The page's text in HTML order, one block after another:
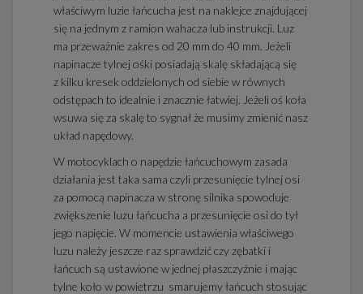
właściwym luzie łańcucha jest na naklejce znajdującej
się na jednym z ramion wahacza lub instrukcji. Luz
ma przeważnie zakres od 20 mm do 40 mm. Jeżeli
napinacze tylnej ośki posiadają skalę składającą się
z kilku kresek oddzielonych od siebie w równych
odstępach to idealnie i znacznie łatwiej. Jeżeli oś koła
wsuwa się za skalę to sygnał że musimy zmienić nasz
układ napędowy.
W motocyklach o napędzie łańcuchowym zasada
działania jest taka sama czyli przesunięcie tylnej osi
za pomocą napinacza w stronę silnika spowoduje
zwiększenie luzu łańcucha a przesunięcie osi do tył
jego napięcie. W momencie ustawienia właściwego
luzu należy jeszcze raz sprawdzić czy zębatki i
łańcuch są ustawione w jednej płaszczyźnie i mając
tylne koło w powietrzu smarujemy łańcuch stosując